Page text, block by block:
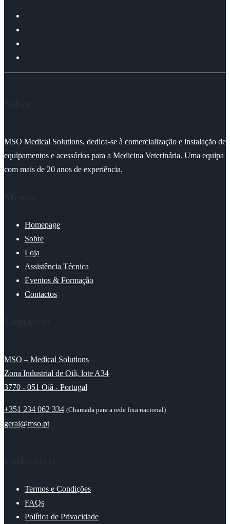
MSO Medical Solutions, dedica-se à comercialização e instalação de
equipamentos e acessórios para a Medicina Veterinária. Uma equipa
com mais de 20 anos de experiência.
Homepage
Sobre
Loja
Assistência Técnica
Eventos & Formação
Contactos
MSO – Medical Solutions
Zona Industrial de Oiã, lote A34
3770 - 051 Oiã - Portugal
+351 234 062 334 (Chamada para a rede fixa nacional)
geral@mso.pt
Termos e Condições
FAQs
Política de Privacidade